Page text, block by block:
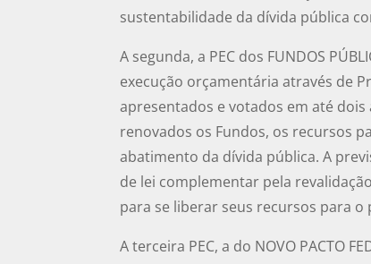
sustentabilidade da dívida pública
A segunda, a PEC dos FUNDOS
execução orçamentária através de
apresentados e votados em até
renovados os Fundos, os recursos
abatimento da dívida pública. A
de lei complementar pela
para se liberar seus recursos para
A terceira PEC, a do NOVO PACTO